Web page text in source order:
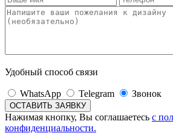
Удобный способ связи
WhatsApp Telegram Звонок
Нажимая кнопку, Вы соглашаетесь с
конфиденциальности.